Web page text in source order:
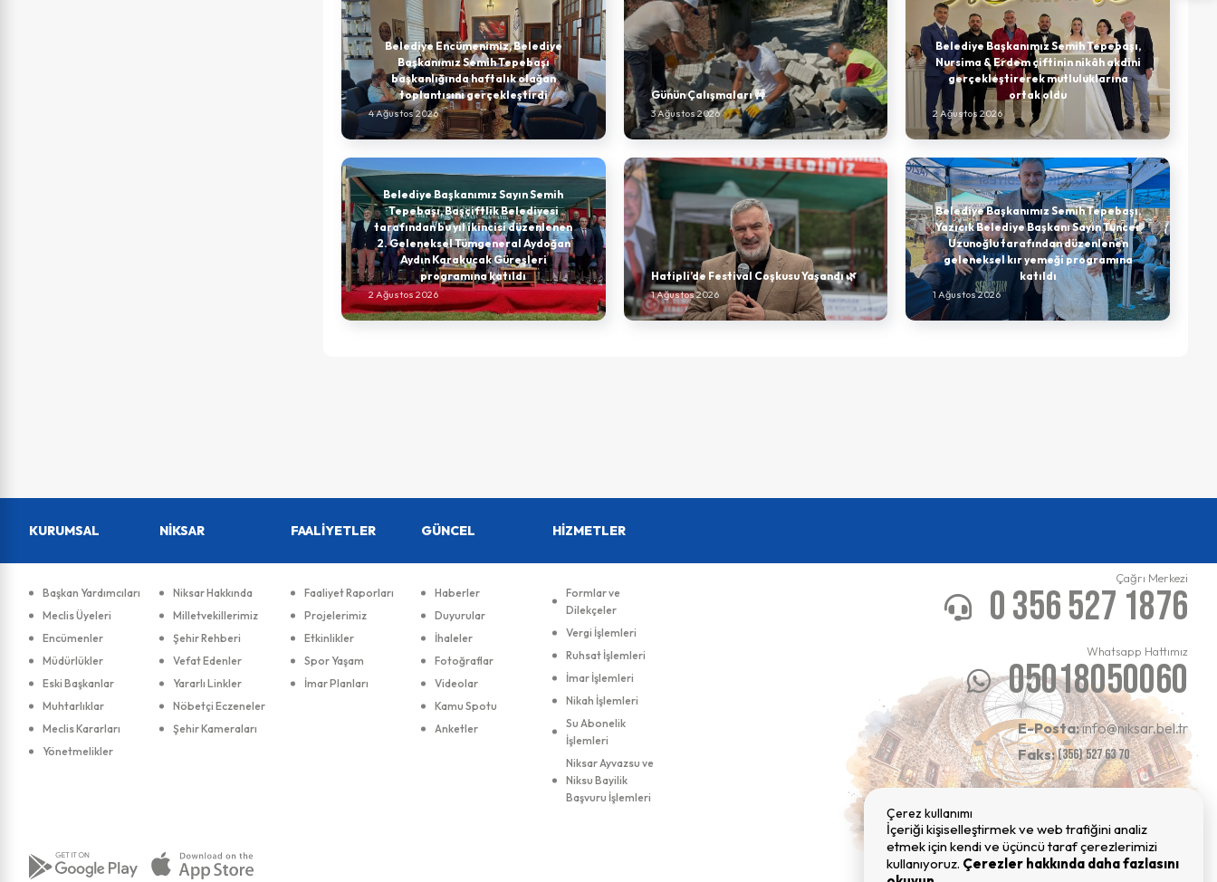
Belediye Encümenimiz, Belediye
Başkanımız Semih Tepebaşı
başkanlığında haftalık olağan
toplantısını gerçekleştirdi
4 Ağustos 2026
Günün Çalışmaları 🚧
3 Ağustos 2026
Belediye Başkanımız Semih Tepebaşı,
Nursima & Erdem çiftinin nikâh akdini
gerçekleştirerek mutluluklarına
ortak oldu
2 Ağustos 2026
Belediye Başkanımız Sayın Semih
Tepebaşı, Başçiftlik Belediyesi
tarafından bu yıl ikincisi düzenlenen
2. Geleneksel Tümgeneral Aydoğan
Aydın Karakucak Güreşleri
programına katıldı
2 Ağustos 2026
Hatipli’de Festival Coşkusu Yaşandı 🌿
1 Ağustos 2026
Belediye Başkanımız Semih Tepebaşı,
Yazıcık Belediye Başkanı Sayın Tuncer
Uzunoğlu tarafından düzenlenen
geleneksel kır yemeği programına
katıldı
1 Ağustos 2026
KURUMSAL
Başkan Yardımcıları
Meclis Üyeleri
Encümenler
Müdürlükler
Eski Başkanlar
Muhtarlıklar
Meclis Kararları
Yönetmelikler
NİKSAR
Niksar Hakkında
Milletvekillerimiz
Şehir Rehberi
Vefat Edenler
Yararlı Linkler
Nöbetçi Eczeneler
Şehir Kameraları
FAALİYETLER
Faaliyet Raporları
Projelerimiz
Etkinlikler
Spor Yaşam
İmar Planları
GÜNCEL
Haberler
Duyurular
İhaleler
Fotoğraflar
Videolar
Kamu Spotu
Anketler
HİZMETLER
Formlar ve
Dilekçeler
Vergi İşlemleri
Ruhsat İşlemleri
İmar İşlemleri
Nikah İşlemleri
Su Abonelik
İşlemleri
Niksar Ayvazsu ve
Niksu Bayilik
Başvuru İşlemleri
Çağrı Merkezi
0 356 527 1876
Whatsapp Hattımız
05018050060
E-Posta:info@niksar.bel.tr
Faks:(356) 527 63 70
Çerez kullanımı
İçeriği kişiselleştirmek ve web trafiğini analiz
etmek için kendi ve üçüncü taraf çerezlerimizi
kullanıyoruz. Çerezler hakkında daha fazlasını